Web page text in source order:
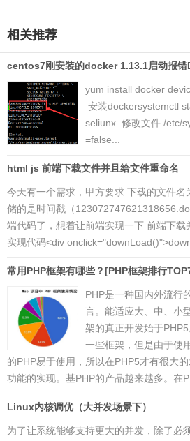
相关推荐
centos7刚安装的docker 1.13.1启动报
yum install docker
安装dockersystemctl
seliunx 修改文件 /etc/
=false...
html js 前端下载文件并且给文件重命名
今天有一个需求，甲方要求 下载的文件名
储的是时间戳（
端代码了，想着让前端实现一下 前端下载
实现代码<div
常用PHP框架有哪些？[PHP框架排行
PHP是一种国内外流行
言。能适应大、中、小
架的真正开发始于
一些框架，但是由于使
的PHP易于使用，所以在PHP5才有很大
功能的实现。基PHP的产品越来越多。在
Linux内核调优（大并发场景下）
为了让系统能够支持更大的并发，除了必